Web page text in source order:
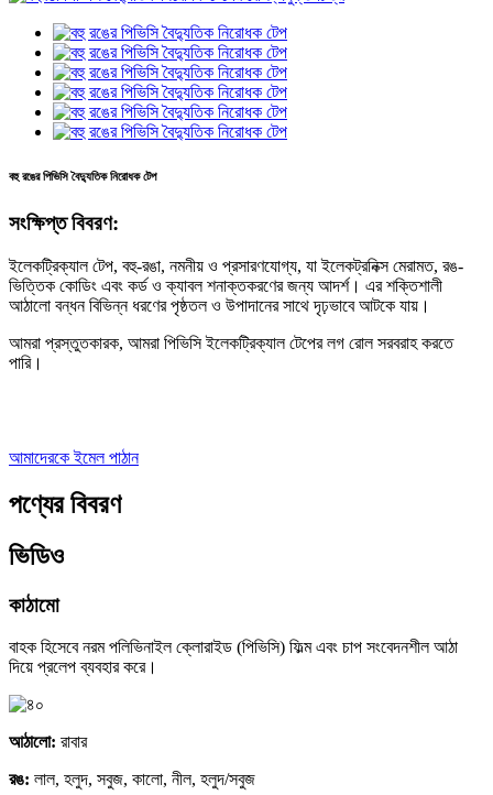
বহু রঙের পিভিসি বৈদ্যুতিক নিরোধক টেপ
সংক্ষিপ্ত বিবরণ:
ইলেকট্রিক্যাল টেপ, বহু-রঙা, নমনীয় ও প্রসারণযোগ্য, যা ইলেকট্রনিক্স মেরামত, রঙ-
ভিত্তিক কোডিং এবং কর্ড ও ক্যাবল শনাক্তকরণের জন্য আদর্শ। এর শক্তিশালী
আঠালো বন্ধন বিভিন্ন ধরণের পৃষ্ঠতল ও উপাদানের সাথে দৃঢ়ভাবে আটকে যায়।
আমরা প্রস্তুতকারক, আমরা পিভিসি ইলেকট্রিক্যাল টেপের লগ রোল সরবরাহ করতে
পারি।
আমাদেরকে ইমেল পাঠান
পণ্যের বিবরণ
ভিডিও
কাঠামো
বাহক হিসেবে নরম পলিভিনাইল ক্লোরাইড (পিভিসি) ফিল্ম এবং চাপ সংবেদনশীল আঠা
দিয়ে প্রলেপ ব্যবহার করে।
আঠালো: রাবার
রঙ: লাল, হলুদ, সবুজ, কালো, নীল, হলুদ/সবুজ